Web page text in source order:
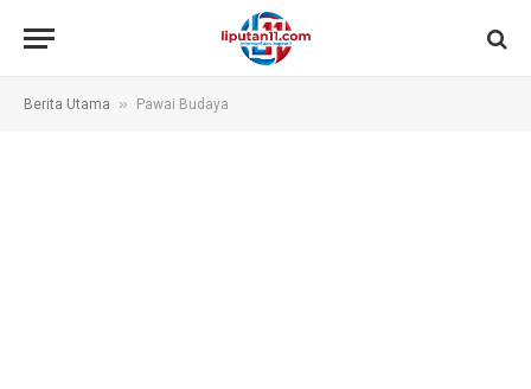
Berita Utama » Pawai Budaya